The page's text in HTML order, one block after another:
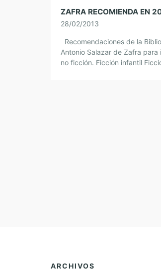
ZAFRA RECOMIENDA EN
28/02/2013
Recomendaciones de la
Antonio Salazar de Zafra
no ficción. Ficción infantil
ARCHIVOS